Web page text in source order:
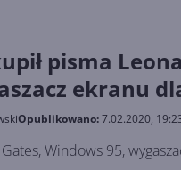
pisma
ekranu
Opublikowano:7.02.2020,
Windows 95,